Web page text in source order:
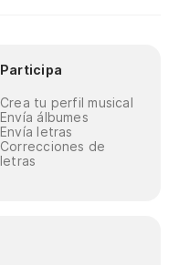
Participa
Crea tu perfil musical
Envía álbumes
Envía letras
Correcciones de
letras